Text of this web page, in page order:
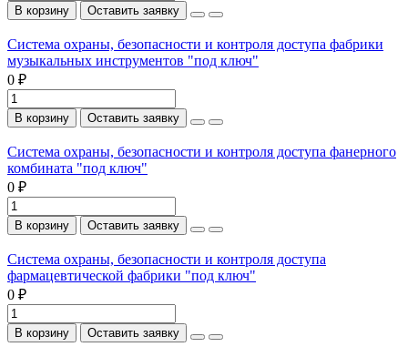
В корзину Оставить заявку
Система охраны, безопасности и контроля доступа фабрики
музыкальных инструментов "под ключ"
0 ₽
В корзину Оставить заявку
Система охраны, безопасности и контроля доступа фанерного
комбината "под ключ"
0 ₽
В корзину Оставить заявку
Система охраны, безопасности и контроля доступа
фармацевтической фабрики "под ключ"
0 ₽
В корзину Оставить заявку